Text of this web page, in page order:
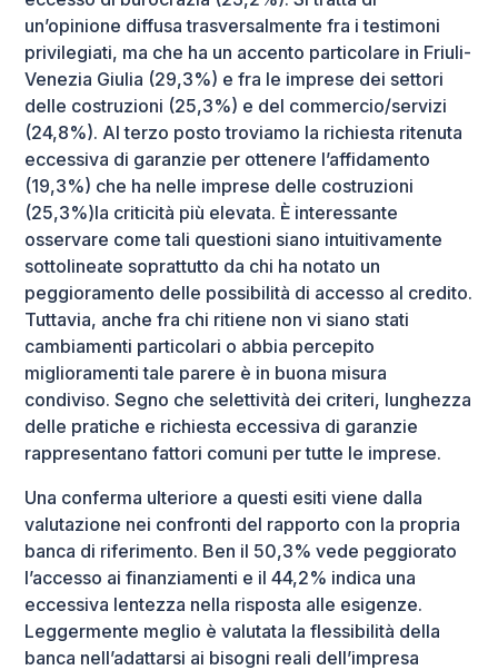
un’opinione diffusa trasversalmente fra i testimoni
privilegiati, ma che ha un accento particolare in Friuli-
Venezia Giulia (29,3%) e fra le imprese dei settori
delle costruzioni (25,3%) e del commercio/servizi
(24,8%). Al terzo posto troviamo la richiesta ritenuta
eccessiva di garanzie per ottenere l’affidamento
(19,3%) che ha nelle imprese delle costruzioni
(25,3%)la criticità più elevata. È interessante
osservare come tali questioni siano intuitivamente
sottolineate soprattutto da chi ha notato un
peggioramento delle possibilità di accesso al credito.
Tuttavia, anche fra chi ritiene non vi siano stati
cambiamenti particolari o abbia percepito
miglioramenti tale parere è in buona misura
condiviso. Segno che selettività dei criteri, lunghezza
delle pratiche e richiesta eccessiva di garanzie
rappresentano fattori comuni per tutte le imprese.
Una conferma ulteriore a questi esiti viene dalla
valutazione nei confronti del rapporto con la propria
banca di riferimento. Ben il 50,3% vede peggiorato
l’accesso ai finanziamenti e il 44,2% indica una
eccessiva lentezza nella risposta alle esigenze.
Leggermente meglio è valutata la flessibilità della
banca nell’adattarsi ai bisogni reali dell’impresa